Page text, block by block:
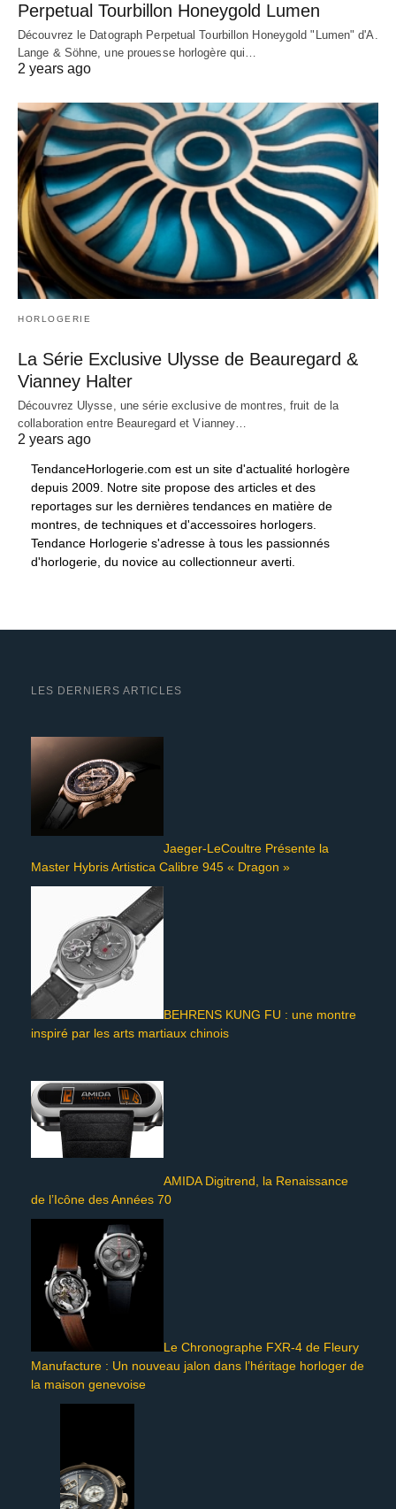
Perpetual Tourbillon Honeygold Lumen
Découvrez le Datograph Perpetual Tourbillon Honeygold "Lumen" d'A.
Lange & Söhne, une prouesse horlogère qui…
2 years ago
HORLOGERIE
La Série Exclusive Ulysse de Beauregard &
Vianney Halter
Découvrez Ulysse, une série exclusive de montres, fruit de la
collaboration entre Beauregard et Vianney…
2 years ago
TendanceHorlogerie.com est un site d'actualité horlogère
depuis 2009. Notre site propose des articles et des
reportages sur les dernières tendances en matière de
montres, de techniques et d'accessoires horlogers.
Tendance Horlogerie s'adresse à tous les passionnés
d'horlogerie, du novice au collectionneur averti.
LES DERNIERS ARTICLES
Jaeger-LeCoultre Présente la
Master Hybris Artistica Calibre 945 « Dragon »
BEHRENS KUNG FU : une montre
inspiré par les arts martiaux chinois
AMIDA Digitrend, la Renaissance
de l’Icône des Années 70
Le Chronographe FXR-4 de Fleury
Manufacture : Un nouveau jalon dans l’héritage horloger de
la maison genevoise